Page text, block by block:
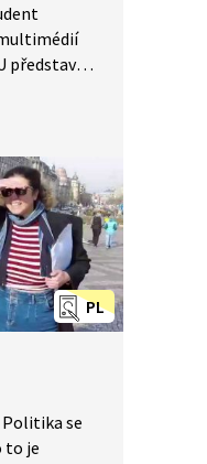
představuje
a jeho
a předsedy
k čemu
přijímat
PL
Politika se
to je